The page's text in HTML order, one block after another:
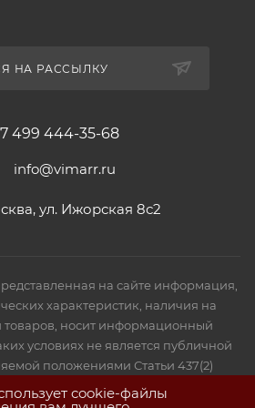
НА РАССЫЛКУ
499 444-35-68
info@vimarr.ru
ул. Ижорская 8с2
на сайте информация,
характеристик, наличия на
товаров, носит информационный
условиях не является публичной
положениями Статьи 437(2)
кодекса РФ.
cookie-файлы